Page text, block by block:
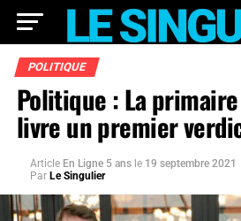
POLITIQUE
Politique : La
livre un premier
Article En Ligne 5 ans le 19 septembre 2021
Par Le Singulier